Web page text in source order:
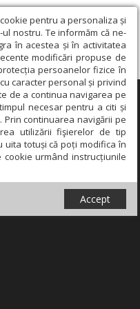
pentru a personaliza și
nostru. Te informăm că ne-
în acestea și în activitatea
modificări propuse de
persoanelor fizice în
caracter personal și privind
de a continua navigarea pe
necesar pentru a citi și
Prin continuarea navigării pe
utilizării fişierelor de tip
uita totuși că poți modifica în
urmând instrucțiunile
Accept
×